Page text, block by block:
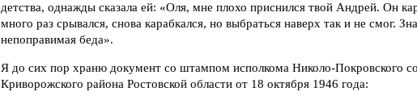
детства, однажды сказала ей: «Оля, мне плохо приснился твой Андрей. Он
много раз срывался, снова карабкался, но выбраться наверх так и не смог.
непоправимая беда».
Я до сих пор храню документ со штампом исполкома Николо-Покровского
Криворожского района Ростовской области от 18 октября 1946 года: